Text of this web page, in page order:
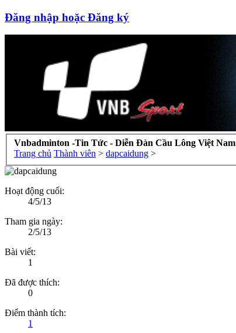
Đăng nhập hoặc Đăng ký
Vnbadminton -Tin Tức - Diễn Đàn Cầu Lông Việt Nam
Trang chủ Thành viên > dapcaidung >
Hoạt động cuối:
4/5/13
Tham gia ngày:
2/5/13
Bài viết:
1
Đã được thích:
0
Điểm thành tích:
1